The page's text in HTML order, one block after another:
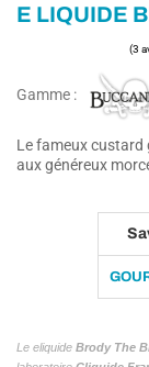
E LIQUIDE
Gamme :
Le fameux custard
aux généreux
Le eliquide Brody The